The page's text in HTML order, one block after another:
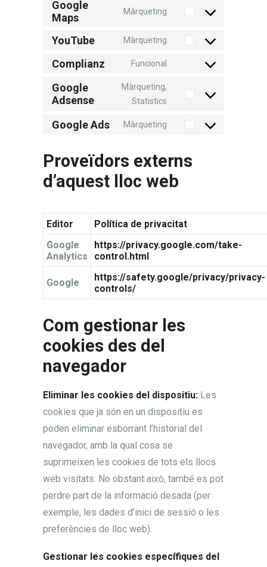
Google
Maps
Màrqueting
Consent
google-
YouTube Màrqueting
Consent
youtube
Complianz Funcional
Consent
complianz
Google
Adsense
Màrqueting,
Statistics
Consent
adsense
Google Ads Màrqueting
Consent
service
google-
Proveïdors externs
d’aquest lloc web
Editor
Política de privacitat
Google
Analytics
https://privacy.google.com/take-
control.html
Google
https://safety.google/privacy/privacy-
controls/
Com gestionar les
cookies des del
navegador
Eliminar les cookies del dispositiu: Les
cookies que ja són en un dispositiu es
poden eliminar esborrant l’historial del
navegador, amb la qual cosa se
suprimeixen les cookies de tots els llocs
web visitats. No obstant això, també es pot
perdre part de la informació desada (per
exemple, les dades d’inici de sessió o les
preferències de lloc web).
Gestionar les cookies específiques del